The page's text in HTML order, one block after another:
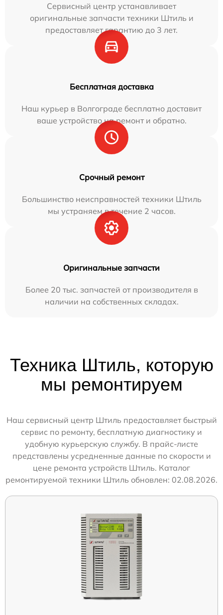
Сервисный центр устанавливает
оригинальные запчасти техники Штиль и
предоставляет гарантию до 3 лет.
Бесплатная доставка
Наш курьер в Волгограде бесплатно доставит
ваше устройство на ремонт и обратно.
Срочный ремонт
Большинство неисправностей техники Штиль
мы устраняем в течение 2 часов.
Оригинальные запчасти
Более 20 тыс. запчастей от производителя в
наличии на собственных складах.
Техника Штиль, которую
мы ремонтируем
Наш сервисный центр Штиль предоставляет быстрый
сервис по ремонту, бесплатную диагностику и
удобную курьерскую службу. В прайс-листе
представлены усредненные данные по скорости и
цене ремонта устройств Штиль. Каталог
ремонтируемой техники Штиль обновлен: 02.08.2026.